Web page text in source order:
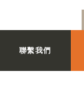
聯繫我們